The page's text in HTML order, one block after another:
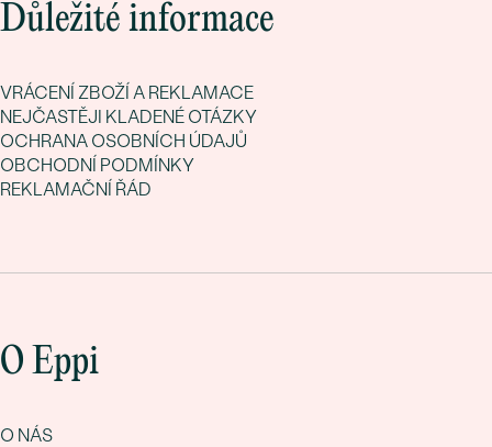
Důležité informace
VRÁCENÍ ZBOŽÍ A REKLAMACE
NEJČASTĚJI KLADENÉ OTÁZKY
OCHRANA OSOBNÍCH ÚDAJŮ
OBCHODNÍ PODMÍNKY
REKLAMAČNÍ ŘÁD
O Eppi
O NÁS